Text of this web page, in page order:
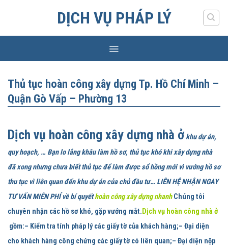
DỊCH VỤ PHÁP LÝ
Thủ tục hoàn công xây dựng Tp. Hồ Chí Minh –
Quận Gò Vấp – Phường 13
Dịch vụ hoàn công xây dựng nhà ởkhu dự án,
quy hoạch, … Bạn lo lắng khâu làm hồ sơ, thủ tục khó khi xây dựng nhà
đã xong nhưng chưa biết thủ tục để làm được sổ hồng mới vì vướng hồ sơ
thu tục vì liên quan đến khu dự án của chủ đầu tư… LIÊN HỆ NHẬN NGAY
TƯ VẤN MIỄN PHÍ về bí quyếthoàn công xây dựng nhanhChúng tôi
chuyên nhận các hồ sơ khó, gặp vướng mắt. Dịch vụ hoàn công nhà ở
gồm:– Kiểm tra tính pháp lý các giấy tờ của khách hàng;– Đại diện
cho khách hàng công chứng các giấy tờ có liên quan;– Đại diện nộp